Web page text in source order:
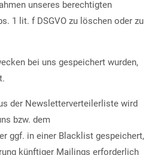
unseres berechtigten
1 lit. f DSGVO zu löschen oder zu
bei uns gespeichert wurden,
der Newsletterverteilerliste wird
bzw. dem
ggf. in einer Blacklist gespeichert,
künftiger Mailings erforderlich